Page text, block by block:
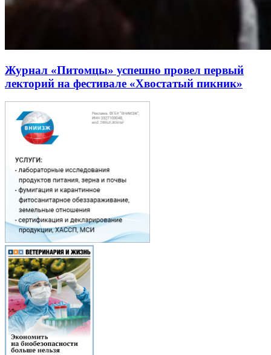
Журнал «Питомцы» успешно провел первый
лекторий на фестивале «Хвостатый пикник»